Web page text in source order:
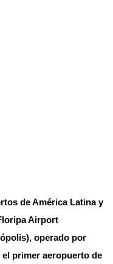
de América Latina y
Airport
operado por
primer aeropuerto de